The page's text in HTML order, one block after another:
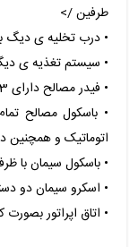
طرفین />
• درب تخلیه ی
• سیستم تغذیه ی
• فیدر مصالح دارای 3 حفره و یا بیشتر می />
• باسکول مصالح
اتوماتیک و
• باسکول سیمان با
• اسکرو سیمان دو دستگاه 8 به
• اتاق اپراتور بصورت